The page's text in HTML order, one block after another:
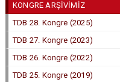
KONGRE ARŞİVİMİZ
TDB 28. Kongre (2025)
TDB 27. Kongre (2023)
TDB 26. Kongre (2022)
TDB 25. Kongre (2019)